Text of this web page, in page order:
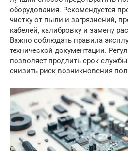
оборудования. Рекомендуется
чистку от пыли и загрязнений,
кабелей, калибровку и замену
Важно соблюдать правила
технической документации.
позволяет продлить срок
снизить риск возникновения